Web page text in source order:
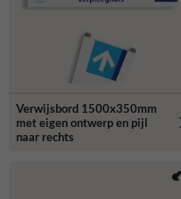
Verwijsbord 1500x350mm
met eigen ontwerp en pijl
naar rechts